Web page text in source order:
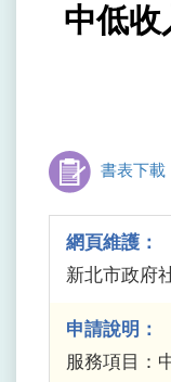
中低收
書表下載
網頁維護：
新北市政府
申請說明：
服務項目：